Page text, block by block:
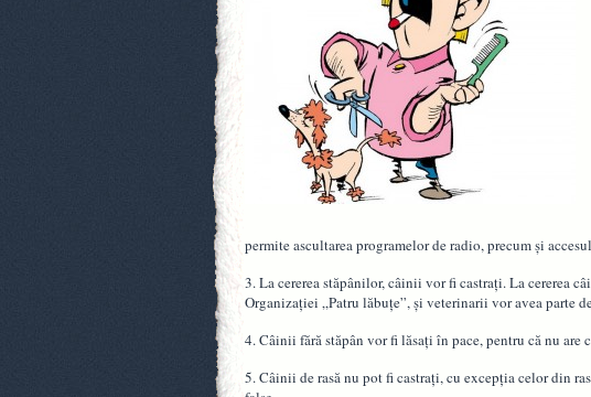
permite ascultarea programelor de radio, precum şi
3. La cererea stăpânilor, câinii vor fi castraţi. La cererea
Organizaţiei „Patru lăbuţe”, şi veterinarii vor avea parte
4. Câinii fără stăpân vor fi lăsaţi în pace, pentru că nu are
5. Câinii de rasă nu pot fi castraţi, cu excepţia celor din